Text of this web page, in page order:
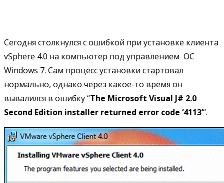
Сегодня столкнулся с ошибкой при установке клиента
vSphere 4.0 на компьютер под управлением ОС
Windows 7. Сам процесс установки стартовал
нормально, однако через какое-то время он
вывалился в ошибку “The Microsoft Visual J# 2.0
Second Edition installer returned error code ‘4113’“.